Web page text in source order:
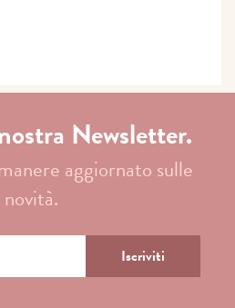
Newsletter.
aggiornato sulle
novità.